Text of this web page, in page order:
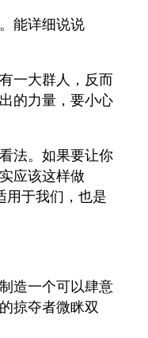
能详细说说
一大群人，反而
的力量，要小心
法。如果要让你
应该这样做
于我们，也是
造一个可以肆意
掠夺者微眯双